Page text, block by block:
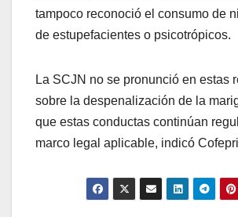
tampoco reconoció el consumo de
de estupefacientes o psicotrópicos.
La SCJN no se pronunció en estas
sobre la despenalización de la
que estas conductas continúan
marco legal aplicable, indicó